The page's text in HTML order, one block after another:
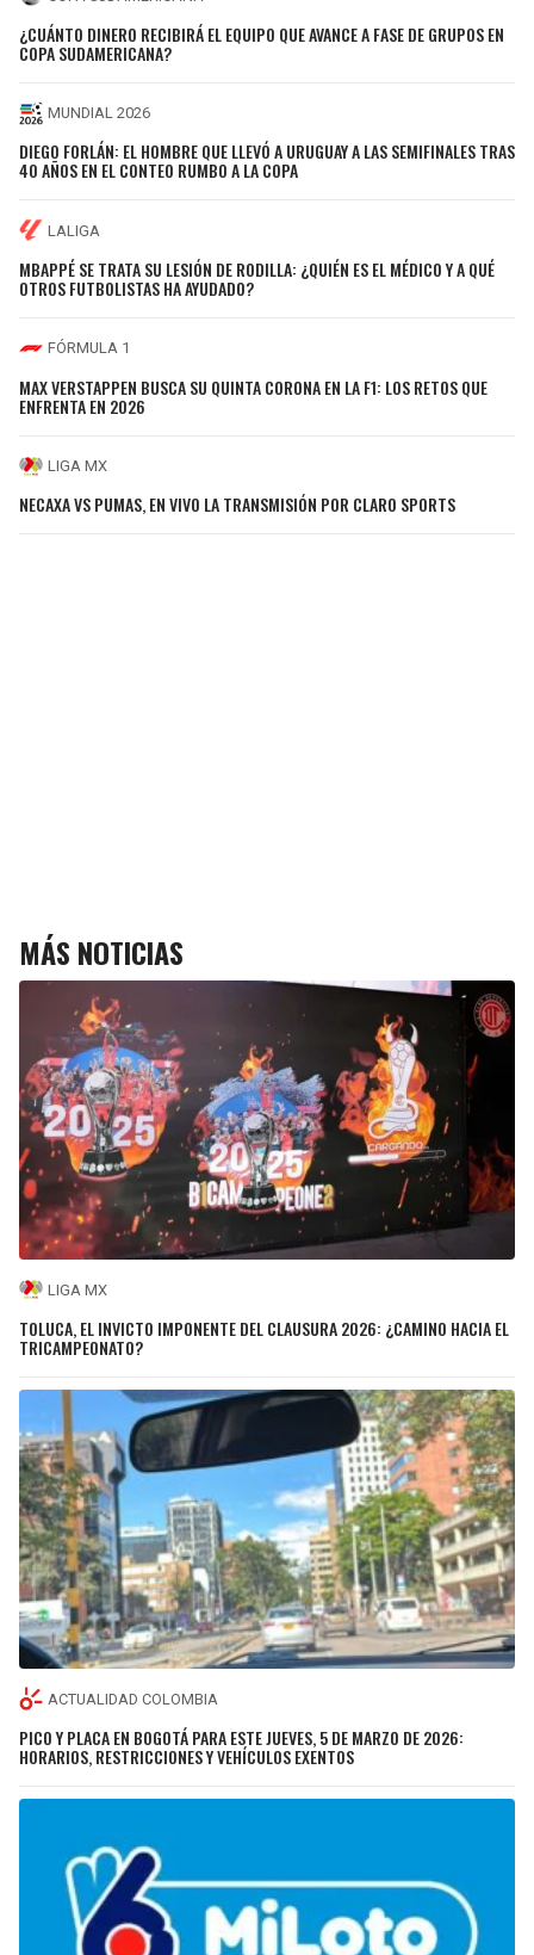
¿CUÁNTO DINERO RECIBIRÁ EL EQUIPO QUE AVANCE A FASE DE GRUPOS EN
COPA SUDAMERICANA?
MUNDIAL 2026
DIEGO FORLÁN: EL HOMBRE QUE LLEVÓ A URUGUAY A LAS SEMIFINALES TRAS
40 AÑOS EN EL CONTEO RUMBO A LA COPA
LALIGA
MBAPPÉ SE TRATA SU LESIÓN DE RODILLA: ¿QUIÉN ES EL MÉDICO Y A QUÉ
OTROS FUTBOLISTAS HA AYUDADO?
FÓRMULA 1
MAX VERSTAPPEN BUSCA SU QUINTA CORONA EN LA F1: LOS RETOS QUE
ENFRENTA EN 2026
LIGA MX
NECAXA VS PUMAS, EN VIVO LA TRANSMISIÓN POR CLARO SPORTS
MÁS NOTICIAS
LIGA MX
TOLUCA, EL INVICTO IMPONENTE DEL CLAUSURA 2026: ¿CAMINO HACIA EL
TRICAMPEONATO?
ACTUALIDAD COLOMBIA
PICO Y PLACA EN BOGOTÁ PARA ESTE JUEVES, 5 DE MARZO DE 2026:
HORARIOS, RESTRICCIONES Y VEHÍCULOS EXENTOS